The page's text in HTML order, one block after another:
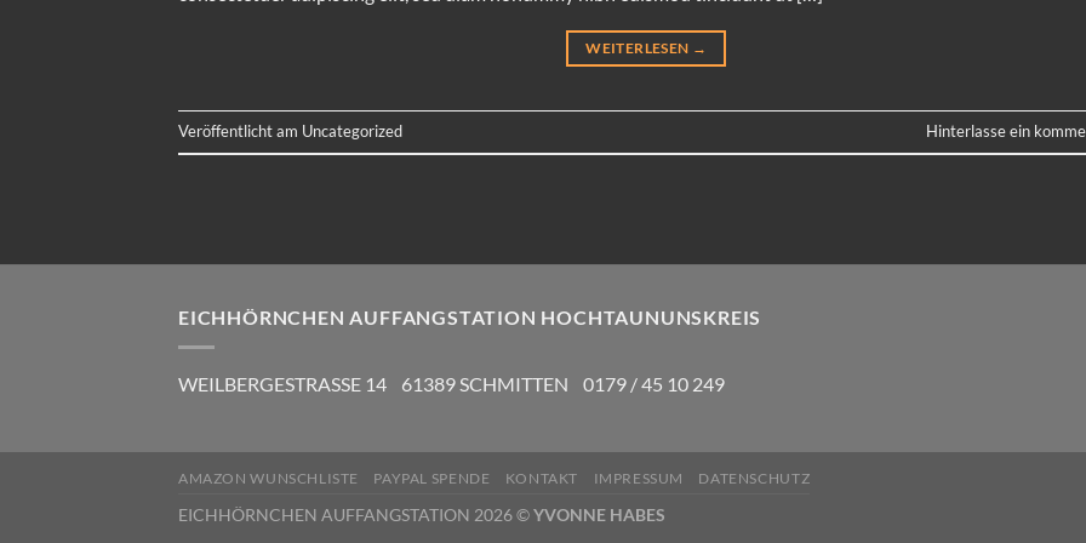
WEITERLESEN →
Veröffentlicht am Uncategorized Hinterlasse ein
EICHHÖRNCHEN AUFFANGSTATION HOCHTAUNUNSKREIS
WEILBERGESTRASSE 14 61389 SCHMITTEN 0179 / 45 10 249
AMAZON WUNSCHLISTE PAYPAL SPENDE KONTAKT IMPRESSUM DATENSCHUTZ
EICHHÖRNCHEN AUFFANGSTATION 2026 ©YVONNE HABES